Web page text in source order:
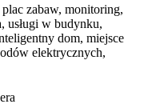
zabaw, monitoring,
usługi w budynku,
dom, miejsce
elektrycznych,